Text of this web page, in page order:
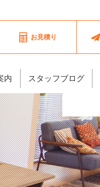
お見積り
内 スタッフブログ